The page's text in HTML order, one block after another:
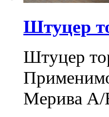
Штуцер
Штуцер
Мерива A/